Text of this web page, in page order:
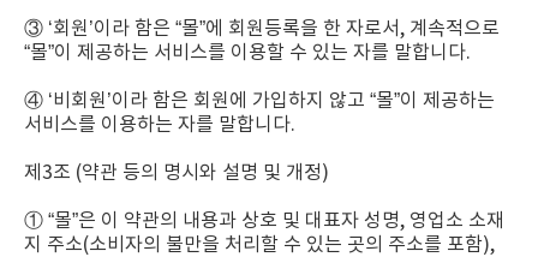
③ ‘회원’이라 함은 “몰”에 회원등록을 한 자로서, 계속적으로
“몰”이 제공하는 서비스를 이용할 수 있는 자를 말합니다.
④ ‘비회원’이라 함은 회원에 가입하지 않고 “몰”이 제공하는
서비스를 이용하는 자를 말합니다.
제3조 (약관 등의 명시와 설명 및 개정)
① “몰”은 이 약관의 내용과 상호 및 대표자 성명, 영업소 소재
지 주소(소비자의 불만을 처리할 수 있는 곳의 주소를 포함),